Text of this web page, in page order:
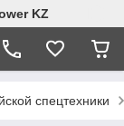
KZ
спецтехники